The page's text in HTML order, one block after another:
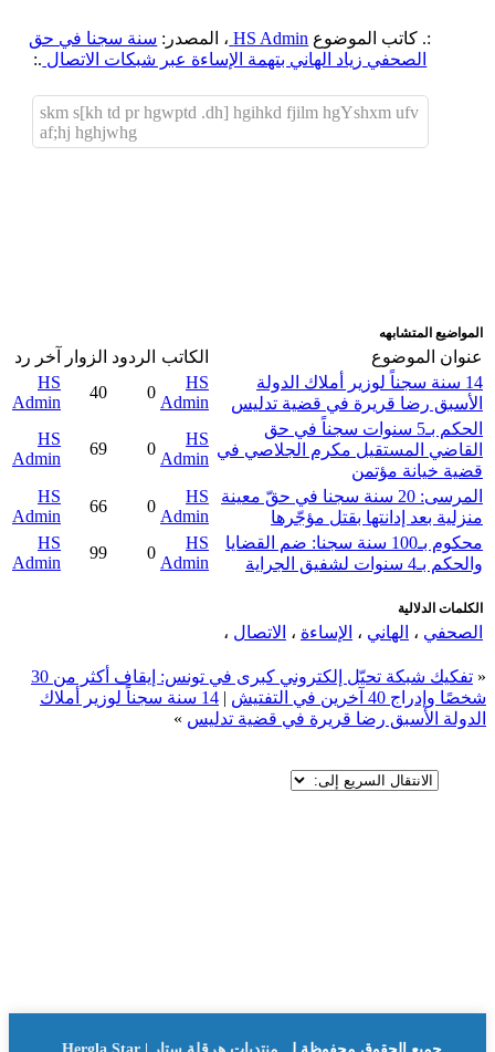
:. كاتب الموضوع HS Admin ، المصدر: سنة سجنا في حق
الصحفي زياد الهاني بتهمة الإساءة عبر شبكات الاتصال .:
skm s[kh td pr hgwptd .dh] hgihkd fjilm hgYshxm ufv
af;hj hghjwhg
المواضيع المتشابهه
عنوان الموضوع الكاتب الردود الزوار
آخر رد
14 سنة سجناً لوزير أملاك الدولة
الأسبق رضا قريرة في قضية تدليس
HS
Admin
0
40
HS
Admin
الحكم بـ5 سنوات سجناً في حق
القاضي المستقيل مكرم الجلاصي في
قضية خيانة مؤتمن
HS
Admin
0
69
HS
Admin
المرسى: 20 سنة سجنا في حقّ معينة
منزلية بعد إدانتها بقتل مؤجّرها
HS
Admin
0
66
HS
Admin
محكوم بـ100 سنة سجنا: ضم القضايا
والحكم بـ4 سنوات لشفيق الجراية
HS
Admin
0
99
HS
Admin
الكلمات الدلالية
الصحفي ، الهاني ، الإساءة ، الاتصال ،
«
تفكيك شبكة تحيّل إلكتروني كبرى في تونس: إيقاف أكثر من 30
شخصًا وإدراج 40 آخرين في التفتيش
|
14 سنة سجناً لوزير أملاك
الدولة الأسبق رضا قريرة في قضية تدليس »